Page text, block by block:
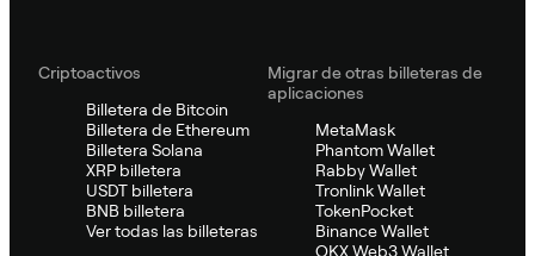
Criptoactivos
Billetera de Bitcoin
Billetera de Ethereum
Billetera Solana
XRP billetera
USDT billetera
BNB billetera
Ver todas las billeteras
Migrar de otras billeteras de
aplicaciones
MetaMask
Phantom Wallet
Rabby Wallet
Tronlink Wallet
TokenPocket
Binance Wallet
OKX Web3 Wallet